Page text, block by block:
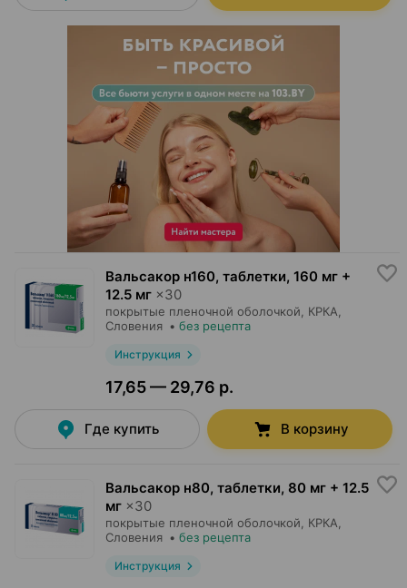
Вальсакор н160, таблетки, 160 мг +
12.5 мг ×30
покрытые пленочной оболочкой, КРКА
Словения • без рецепта
Инструкция
17,65 — 29,76 р.
Где купить В корзину
Вальсакор н80, таблетки, 80 мг + 12.5
мг ×30
покрытые пленочной оболочкой, КРКА
Словения • без рецепта
Инструкция